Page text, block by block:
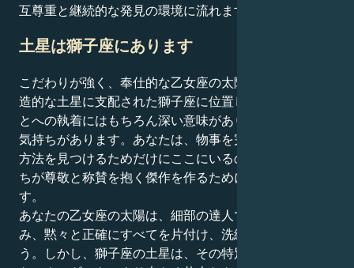
互尊重と継続的な発見の環境に流れます。
土星は獅子座にあります
こだわりが強く、奉仕的な乙女座の太陽は、誇り高く創
造的な土星に支配された獅子座に位置し、完璧であるこ
とへの執着にはもちろん深い意味があり、遺産を求める
気持ちがあります。あなたは、物事を完璧に機能させる
方法を見つけるためだけにここにいるのではなく、私た
ちが尊敬と称賛を抱く傑作を作るためにここにいるので
す。
あなたの乙女座の太陽は、細部の達人であることを楽し
み、黙々と正確にすべてを片付け、洗練させる人であろ
う。しかし、獅子座の土星は、その特別な種類の几帳面